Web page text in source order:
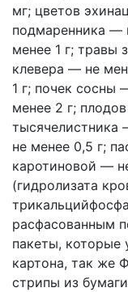
мг; цветов
подмаренника —
менее 1 г; травы
клевера — не
1 г; почек сосны
менее 2 г;
тысячелистника
не менее 0,5 г;
каротиновой —
(гидролизата
расфасованным
пакеты, которые
картона, так же
стрипы из